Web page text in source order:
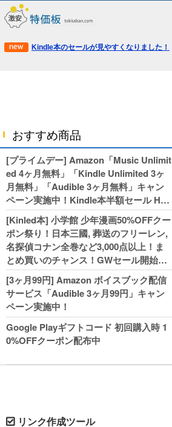
Kindle本のセールが見やすくなりました！
おすすめ商品
[プライムデー] Amazon「Music Unlimit
ed 4ヶ月無料」「Kindle Unlimited 3ヶ
月無料」「Audible 3ヶ月無料」キャン
ペーン実施中！Kindle本半額セール HU
NTER×HUNTERなど集英社、無職転生,
幼女戦記などKADOKAWA、キャプテン
翼100円セールも！
[Kinled本] 小学館 少年漫画50%OFFクー
ポン祭り！日本三國, 葬送のフリーレン,
名探偵コナン全巻など3,000点以上！ま
とめ買いのチャンス！GWセール開始！
人気コミック多数 カドカワ祭やIT関連本
がセールに！
[3ヶ月99円] Amazon ボイスブック配信
サービス「Audible 3ヶ月99円」キャン
ペーン実施中！
Google Playギフトコード 初回購入時 1
0%OFFクーポン配布中
リンク作成ツール